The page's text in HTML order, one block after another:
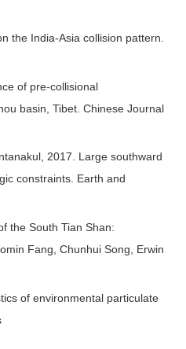
the India-Asia collision pattern.
of pre-collisional
basin, Tibet. Chinese Journal
2017. Large southward
constraints. Earth and
the South Tian Shan:
Fang, Chunhui Song, Erwin
of environmental particulate